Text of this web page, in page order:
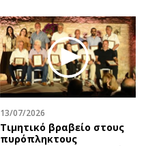
Πολιτική
Οικονομία
Γενικά
Αναδρομές
Πρόσωπα
Περιβάλλον
Good Life
13/07/2026
Τιμητικό βραβείο στους
πυρόπληκτους